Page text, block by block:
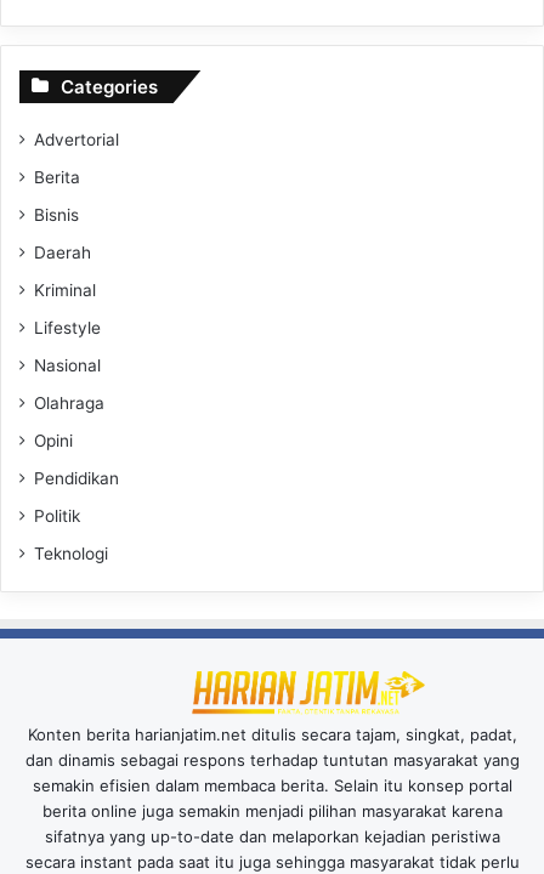
Categories
Advertorial
Berita
Bisnis
Daerah
Kriminal
Lifestyle
Nasional
Olahraga
Opini
Pendidikan
Politik
Teknologi
Konten berita harianjatim.net ditulis secara tajam, singkat, padat,
dan dinamis sebagai respons terhadap tuntutan masyarakat yang
semakin efisien dalam membaca berita. Selain itu konsep portal
berita online juga semakin menjadi pilihan masyarakat karena
sifatnya yang up-to-date dan melaporkan kejadian peristiwa
secara instant pada saat itu juga sehingga masyarakat tidak perlu